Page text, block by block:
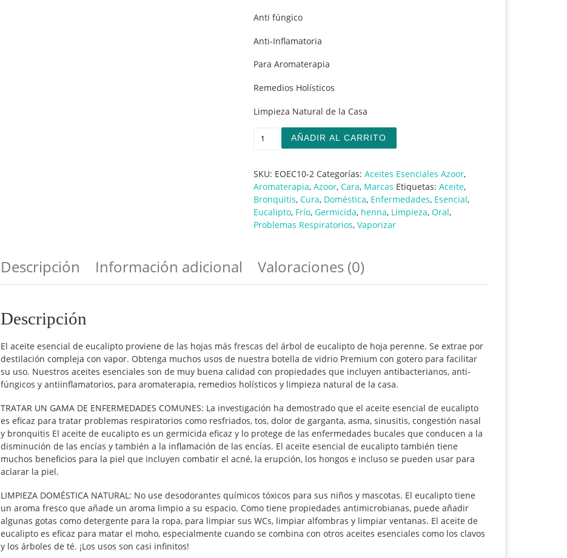
Anti fúngico
Anti-Inflamatoria
Para Aromaterapia
Remedios Holísticos
Limpieza Natural de la Casa
Eucalipto, Aceite Esencial cantidad
AÑADIR AL CARRITO
SKU: EOEC10-2 Categorías: Aceites Esenciales Azoor,
Aromaterapia, Azoor, Cara, Marcas Etiquetas: Aceite,
Bronquitis, Cura, Doméstica, Enfermedades, Esencial,
Eucalipto, Frío, Germicida, henna, Limpieza, Oral,
Problemas Respiratorios, Vaporizar
Descripción Información adicional Valoraciones (0)
Descripción
El aceite esencial de eucalipto proviene de las hojas más frescas del árbol de eucalipto de hoja perenne. Se extrae por
destilación compleja con vapor. Obtenga muchos usos de nuestra botella de vidrio Premium con gotero para facilitar
su uso. Nuestros aceites esenciales son de muy buena calidad con propiedades que incluyen antibacterianos, anti-
fúngicos y antiinflamatorios, para aromaterapia, remedios holísticos y limpieza natural de la casa.
TRATAR UN GAMA DE ENFERMEDADES COMUNES: La investigación ha demostrado que el aceite esencial de eucalipto
es eficaz para tratar problemas respiratorios como resfriados, tos, dolor de garganta, asma, sinusitis, congestión nasal
y bronquitis El aceite de eucalipto es un germicida eficaz y lo protege de las enfermedades bucales que conducen a la
disminución de las encías y también a la inflamación de las encías. El aceite esencial de eucalipto también tiene
muchos beneficios para la piel que incluyen combatir el acné, la erupción, los hongos e incluso se pueden usar para
aclarar la piel.
LIMPIEZA DOMÉSTICA NATURAL: No use desodorantes químicos tóxicos para sus niños y mascotas. El eucalipto tiene
un aroma fresco que añade un aroma limpio a su espacio. Como tiene propiedades antimicrobianas, puede añadir
algunas gotas como detergente para la ropa, para limpiar sus WCs, limpiar alfombras y limpiar ventanas. El aceite de
eucalipto es eficaz para matar el moho, especialmente cuando se combina con otros aceites esenciales como los clavos
y los árboles de té. ¡Los usos son casi infinitos!